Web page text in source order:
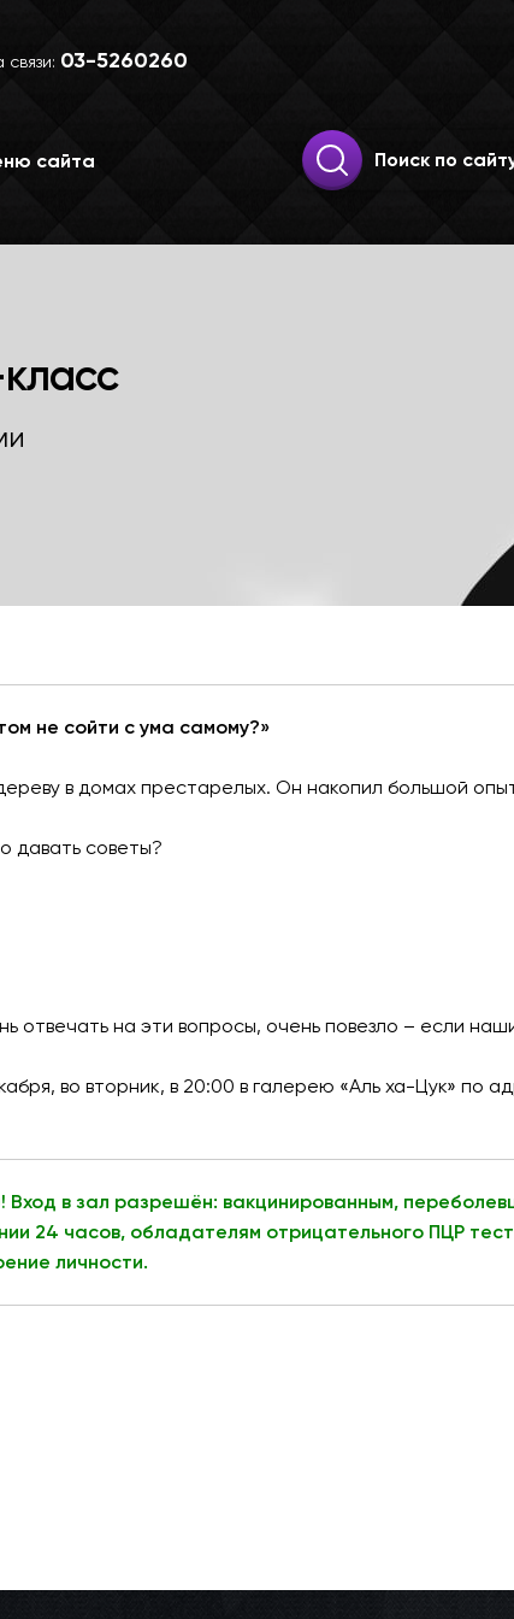
связи: 03-52­60­260
сайта
Искать:
Поиск
не сойти с ума самому?»
в домах престарелых. Он накопил большой
давать советы?
отвечать на эти вопросы, очень повезло – если
во вторник, в 20:00 в галерею «Аль ха-Цук» по
Вход в зал разрешён: вакцинированным,
24 часов, обладателям отрицательного ПЦР
личности.